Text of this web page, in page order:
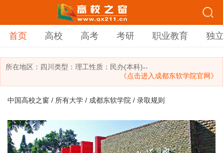
首页 高校 高考 考研 职业教育 独
所在地区： 四川 类型： 理工性质：民办(本科)--
《点击进入成都东软学院官网》
中国高校之窗 / 所有大学 / 成都东软学院 / 录取规则